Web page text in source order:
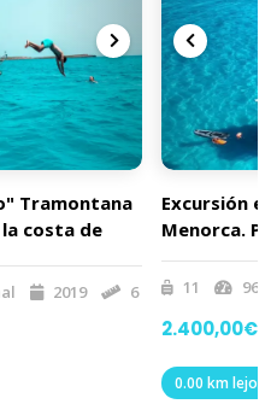
Tramontana
costa de
2019 6
Excursión
Menorca.
11 960
2.400,00€
0.00 km lejos